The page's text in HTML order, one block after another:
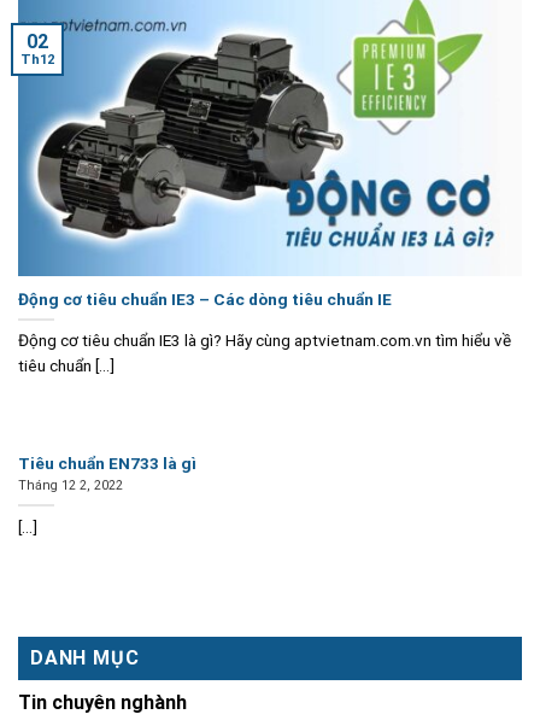
Động cơ tiêu chuẩn IE3 – Các dòng tiêu chuẩn IE
Động cơ tiêu chuẩn IE3 là gì? Hãy cùng aptvietnam.com.vn tìm hiểu về
tiêu chuẩn [...]
02
Th12
Tiêu chuẩn EN733 là gì
Tháng 12 2, 2022
[...]
DANH MỤC
Tin chuyên nghành